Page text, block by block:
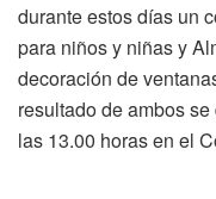
durante estos días un
para niños y niñas y
decoración de
resultado de ambos
las 13.00 horas en el